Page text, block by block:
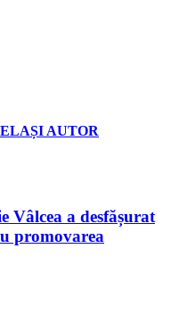
AUTOR
Vâlcea a desfășurat
promovarea